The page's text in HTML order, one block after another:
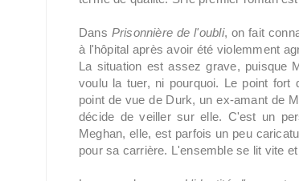
Dans Prisonnière de l'oubli, on fait
à l'hôpital après avoir été violemment
La situation est assez grave, puisque
voulu la tuer, ni pourquoi. Le point fort
point de vue de Durk, un ex-amant de
décide de veiller sur elle. C'est un
Meghan, elle, est parfois un peu
pour sa carrière. L'ensemble se lit vite